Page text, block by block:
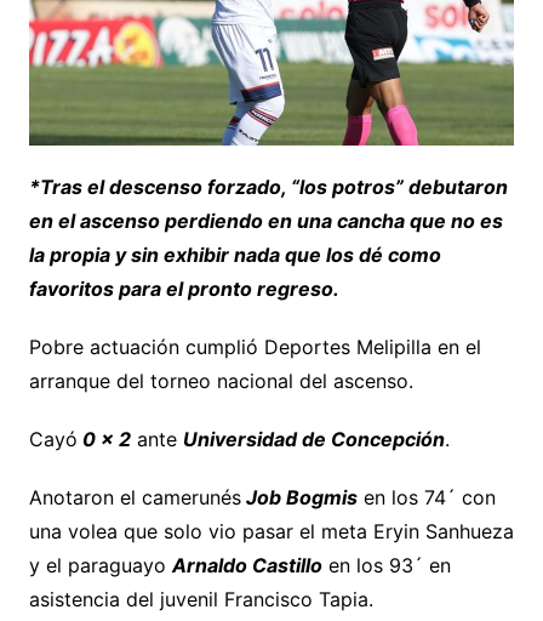
*Tras el descenso forzado, “los potros” debutaron
en el ascenso perdiendo en una cancha que no es
la propia y sin exhibir nada que los dé como
favoritos para el pronto regreso.
Pobre actuación cumplió Deportes Melipilla en el
arranque del torneo nacional del ascenso.
Cayó 0 x 2ante Universidad de Concepción.
Anotaron el camerunésJob Bogmisen los 74´ con
una volea que solo vio pasar el meta Eryin Sanhueza
y el paraguayoArnaldo Castilloen los 93´ en
asistencia del juvenil Francisco Tapia.